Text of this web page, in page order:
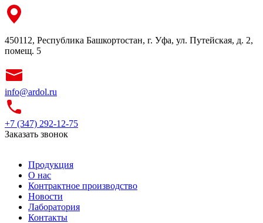
450112, Республика Башкортостан, г. Уфа, ул. Путейская, д. 2,
помещ. 5
info@ardol.ru
+7 (347) 292-12-75
Заказать звонок
Продукция
О нас
Контрактное производство
Новости
Лаборатория
Контакты